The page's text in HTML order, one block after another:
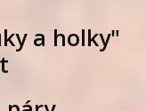
a holky"